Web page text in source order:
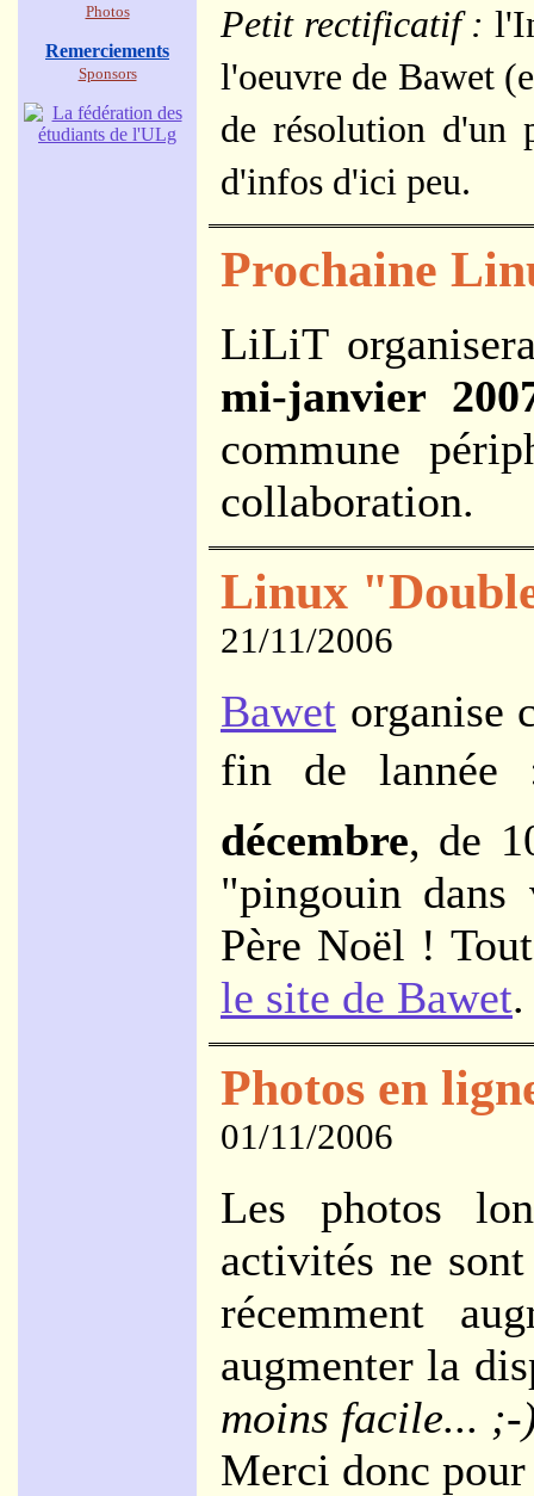
Petit rectificatif :
l'oeuvre de Bawet
de résolution d'un
d'infos d'ici peu.
Prochaine
LiLiT
mi-janvier
commune
collaboration.
Linux
21/11/2006
Bawet organise
fin de
décembre, de
"pingouin
Père Noël !
le site de Bawet.
Photos en
01/11/2006
Les photos
activités ne
récemment
augmenter la
moins facile... ;-
Merci donc
Photos
Remerciements
Sponsors